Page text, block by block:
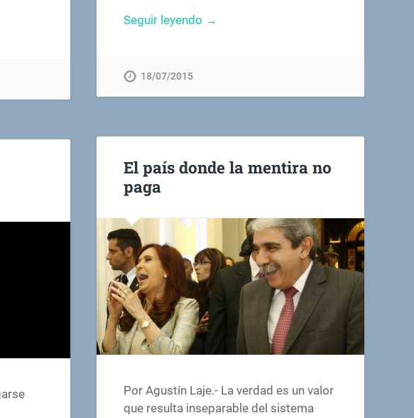
Seguir leyendo →
18/07/2015
El país donde la mentira no
paga
Por Agustín Laje.- La verdad es un valor
que resulta inseparable del sistema